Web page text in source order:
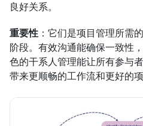
良好关系。
重要性 ：它们是项目管理所需
阶段。有效沟通能确保一致性
色的干系人管理能让所有参与
带来更顺畅的工作流和更好的项